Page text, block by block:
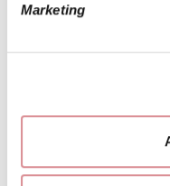
Marketing
Abito da sposa
moderno. Il